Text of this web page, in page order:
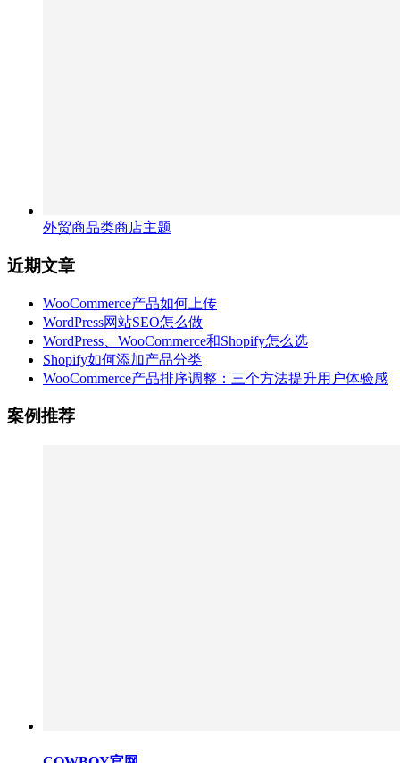
外贸商品类商店主题
近期文章
WooCommerce产品如何上传
WordPress网站SEO怎么做
WordPress、WooCommerce和Shopify怎么选
Shopify如何添加产品分类
WooCommerce产品排序调整：三个方法提升用户体验感
案例推荐